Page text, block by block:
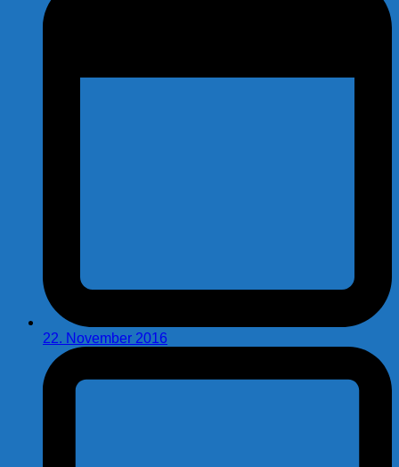
22. November 2016